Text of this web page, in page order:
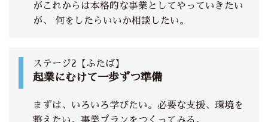
がこれからは本格的な事業としてやっていきたい
が、 何をしたらいいか相談したい。
ステージ2【ふたば】
起業にむけて一歩ずつ準備
まずは、いろいろ学びたい。必要な支援、環境を
整えたい。事業プランをつくってみる。